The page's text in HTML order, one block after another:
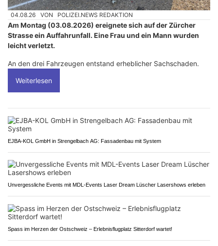
04.08.26 VON POLIZEI.NEWS REDAKTION
Am Montag (03.08.2026) ereignete sich auf der Zürcher
Strasse ein Auffahrunfall. Eine Frau und ein Mann wurden
leicht verletzt.
An den drei Fahrzeugen entstand erheblicher Sachschaden.
Weiterlesen
EJBA-KOL GmbH in Strengelbach AG: Fassadenbau mit System
Unvergessliche Events mit MDL-Events Laser Dream Lüscher Lasershows erleben
Spass im Herzen der Ostschweiz – Erlebnisflugplatz Sitterdorf wartet!